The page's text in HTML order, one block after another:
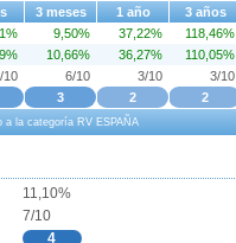
3 meses 1 año 3 años
a la categoría RV ESPAÑA
9,50% 37,22% 118,46%
10,66% 36,27% 110,05%
10 6/10 3/10 3/10
3 2 2
11,10%
7/10
4